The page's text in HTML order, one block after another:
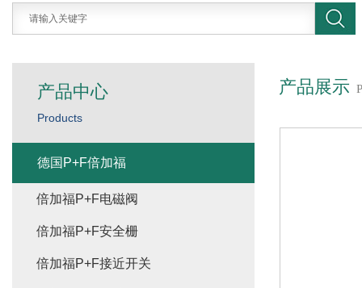
产品展示
产品中心
Products
德国P+F倍加福
倍加福P+F电磁阀
倍加福P+F安全栅
倍加福P+F接近开关